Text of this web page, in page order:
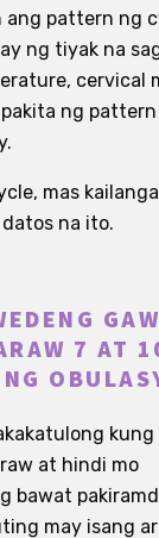
pattern ng
ng tiyak na
cervical
ng pattern
mas
na ito.
7 AT
kung
at hindi mo
bawat
may isang